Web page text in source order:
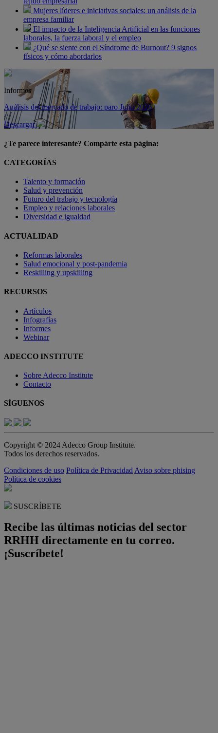
Mujeres líderes e iniciativas sociales: un análisis de la
empresa familiar
El impacto de la Inteligencia Artificial en las funciones
laborales, la fuerza laboral y el empleo
¿Qué se siente con el Síndrome de Burnout? 9 signos
físicos y cómo abordarlos
Informes
Análisis del mercado de trabajo: paro Julio 2026
Descargar
¿Te parece interesante? Compárte esta página:
CATEGORÍAS
Talento y formación
Salud y prevención
Futuro del trabajo y tecnología
Empleo y relaciones laborales
Diversidad e igualdad
ACTUALIDAD
Reformas laborales
Salud emocional y post-pandemia
Reskilling y upskilling
RECURSOS
Artículos
Infografías
Informes
Webinar
ADECCO INSTITUTE
Sobre Adecco Institute
Contacto
SÍGUENOS
Copyright © 2024 Adecco Group Institute.
Todos los derechos reservados.
Condiciones de uso Política de Privacidad Aviso sobre phising
Política de cookies
SUSCRÍBETE
Recibe las últimas noticias del sector
RRHH directamente en tu correo.
¡Suscríbete!